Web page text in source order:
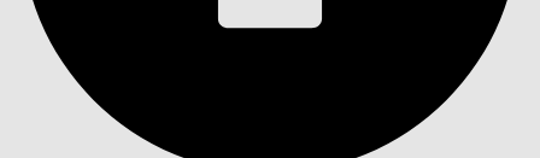
Índice de materias
Buscar